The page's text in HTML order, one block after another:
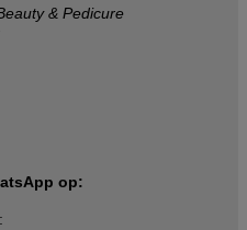
& Pedicure
op: